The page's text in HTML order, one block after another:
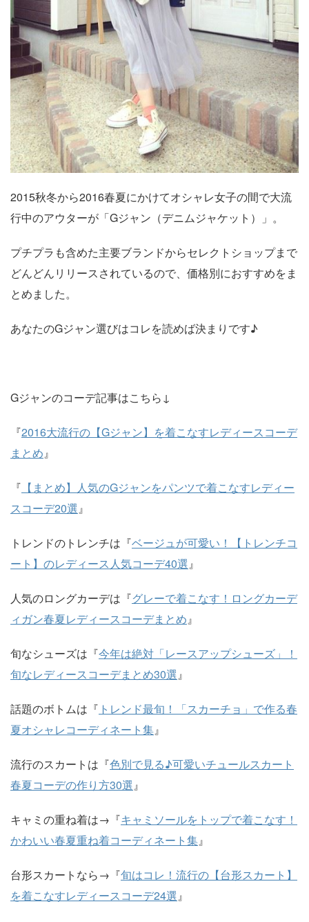
2015秋冬から2016春夏にかけてオシャレ女子の間で大流
行中のアウターが「Gジャン（デニムジャケット）」。
プチプラも含めた主要ブランドからセレクトショップまで
どんどんリリースされているので、価格別におすすめをま
とめました。
あなたのGジャン選びはコレを読めば決まりです♪
Gジャンのコーデ記事はこちら↓
『2016大流行の【Gジャン】を着こなすレディースコーデ
まとめ』
『 【まとめ】人気のGジャンをパンツで着こなすレディー
スコーデ20選』
トレンドのトレンチは『ベージュが可愛い！【トレンチコ
ート】のレディース人気コーデ40選』
人気のロングカーデは『グレーで着こなす！ロングカーデ
ィガン春夏レディースコーデまとめ』
旬なシューズは『今年は絶対「レースアップシューズ」！
旬なレディースコーデまとめ30選』
話題のボトムは『 トレンド最旬！「スカーチョ」で作る春
夏オシャレコーディネート集』
流行のスカートは『色別で見る♪可愛いチュールスカート
春夏コーデの作り方30選』
キャミの重ね着は→『キャミソールをトップで着こなす！
かわいい春夏重ね着コーディネート集』
台形スカートなら→『旬はコレ！流行の【台形スカート】
を着こなすレディースコーデ24選』